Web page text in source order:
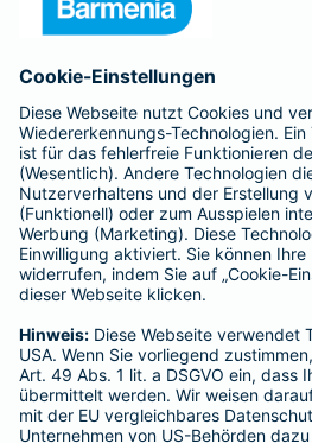
Barmenia ist Teil der
BELIEBTE
Kranken-
Adresse
Schaden